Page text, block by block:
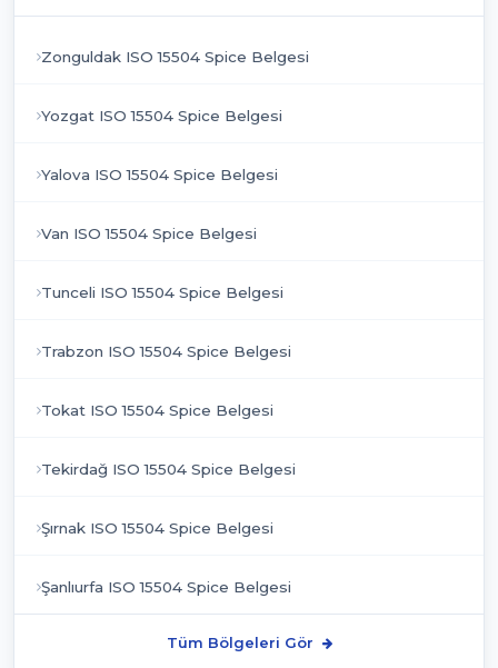
Zonguldak ISO 15504 Spice Belgesi
Yozgat ISO 15504 Spice Belgesi
Yalova ISO 15504 Spice Belgesi
Van ISO 15504 Spice Belgesi
Tunceli ISO 15504 Spice Belgesi
Trabzon ISO 15504 Spice Belgesi
Tokat ISO 15504 Spice Belgesi
Tekirdağ ISO 15504 Spice Belgesi
Şırnak ISO 15504 Spice Belgesi
Şanlıurfa ISO 15504 Spice Belgesi
Tüm Bölgeleri Gör